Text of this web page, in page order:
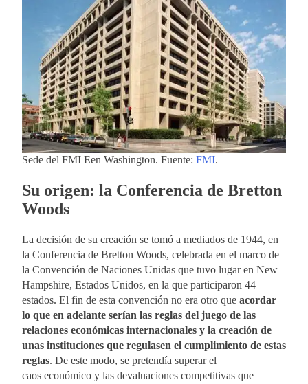
Sede del FMI Een Washington. Fuente: FMI.
Su origen: la Conferencia de Bretton
Woods
La decisión de su creación se tomó a mediados de 1944, en
la Conferencia de Bretton Woods, celebrada en el marco de
la Convención de Naciones Unidas que tuvo lugar en New
Hampshire, Estados Unidos, en la que participaron 44
estados. El fin de esta convención no era otro que acordar
lo que en adelante serían las reglas del juego de las
relaciones económicas internacionales y la creación de
unas instituciones que regulasen el cumplimiento de estas
reglas. De este modo, se pretendía superar el
caos económico y las devaluaciones competitivas que